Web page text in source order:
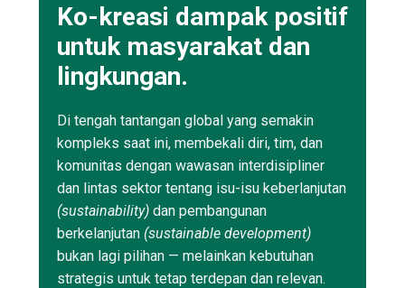
Ko-kreasi dampak positif
untuk masyarakat dan
lingkungan.
Di tengah tantangan global yang semakin
kompleks saat ini, membekali diri, tim, dan
komunitas dengan wawasan interdisipliner
dan lintas sektor tentang isu-isu keberlanjutan
(sustainability) dan pembangunan
berkelanjutan (sustainable development)
bukan lagi pilihan — melainkan kebutuhan
strategis untuk tetap terdepan dan relevan.